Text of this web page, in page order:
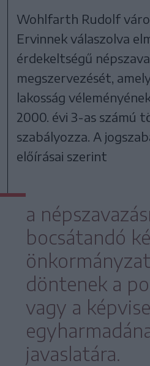
Wohlfarth Rudolf
Ervinnek válaszolva
érdekeltségű
megszervezését,
lakosság
2000. évi 3-as számú
szabályozza. A
előírásai szerint
a
bocsátandó
döntenek a
vagy a
javaslatára.